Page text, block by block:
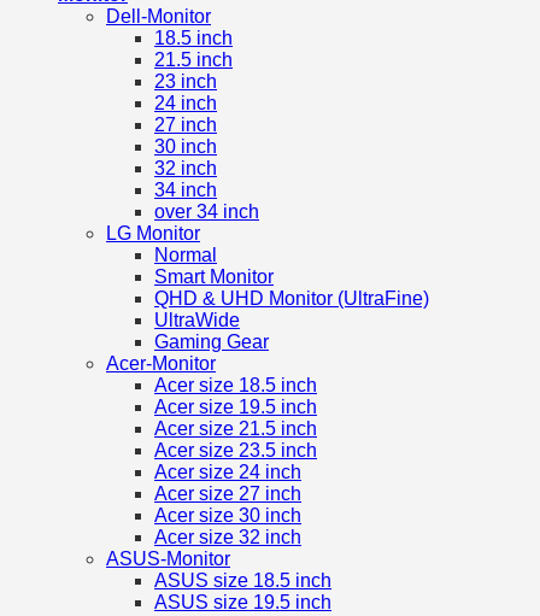
Dell-Monitor
18.5 inch
21.5 inch
23 inch
24 inch
27 inch
30 inch
32 inch
34 inch
over 34 inch
LG Monitor
Normal
Smart Monitor
QHD & UHD Monitor (UltraFine)
UltraWide
Gaming Gear
Acer-Monitor
Acer size 18.5 inch
Acer size 19.5 inch
Acer size 21.5 inch
Acer size 23.5 inch
Acer size 24 inch
Acer size 27 inch
Acer size 30 inch
Acer size 32 inch
ASUS-Monitor
ASUS size 18.5 inch
ASUS size 19.5 inch